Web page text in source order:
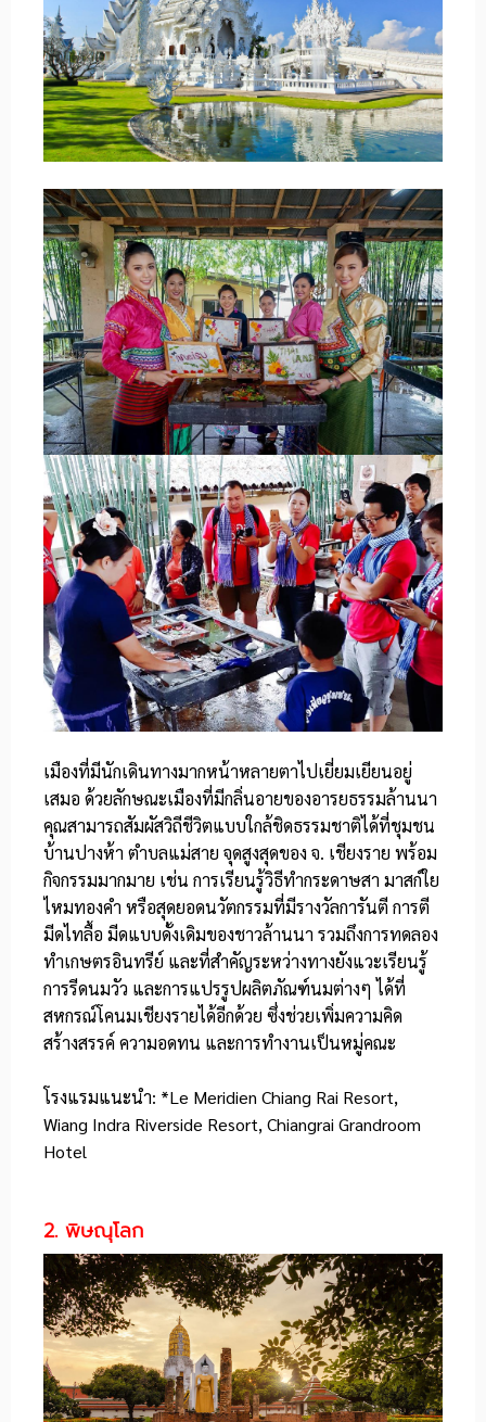
เมืองที่มีนักเดินทางมากหน้าหลายตาไปเยี่ยมเยียนอยู่
เสมอ ด้วยลักษณะเมืองที่มีกลิ่นอายของอารยธรรมล้านนา
คุณสามารถสัมผัสวิถีชีวิตแบบใกล้ชิดธรรมชาติได้ที่ชุมชน
บ้านปางห้า ตำบลแม่สาย จุดสูงสุดของ จ. เชียงราย พร้อม
กิจกรรมมากมาย เช่น การเรียนรู้วิธีทำกระดาษสา มาสก์ใย
ไหมทองคำ หรือสุดยอดนวัตกรรมที่มีรางวัลการันตี การตี
มีดไทลื้อ มีดแบบดั้งเดิมของชาวล้านนา รวมถึงการทดลอง
ทำเกษตรอินทรีย์ และที่สำคัญระหว่างทางยังแวะเรียนรู้
การรีดนมวัว และการแปรรูปผลิตภัณฑ์นมต่างๆ ได้ที่
สหกรณ์โคนมเชียงรายได้อีกด้วย ซึ่งช่วยเพิ่มความคิด
สร้างสรรค์ ความอดทน และการทำงานเป็นหมู่คณะ
โรงแรมแนะนำ: *Le Meridien Chiang Rai Resort,
Wiang Indra Riverside Resort, Chiangrai Grandroom
Hotel
2. พิษณุโลก